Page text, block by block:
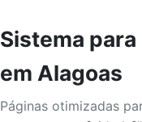
Sistema
em Alagoas
Páginas otimizadas